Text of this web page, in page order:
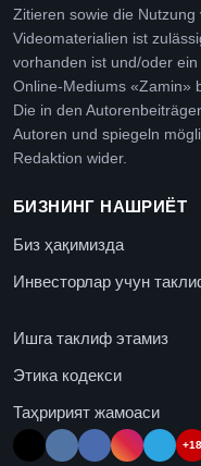
Zitieren sowie die
Videomaterialien ist
vorhanden ist und/oder
Online-Mediums «Zamin»
Die in den
Autoren und spiegeln
Redaktion wider.
БИЗНИНГ НАШРИЁТ
Биз ҳақимизда
Инвесторлар учун
Ишга таклиф этамиз
Этика кодекси
Таҳририят жамоаси
+18